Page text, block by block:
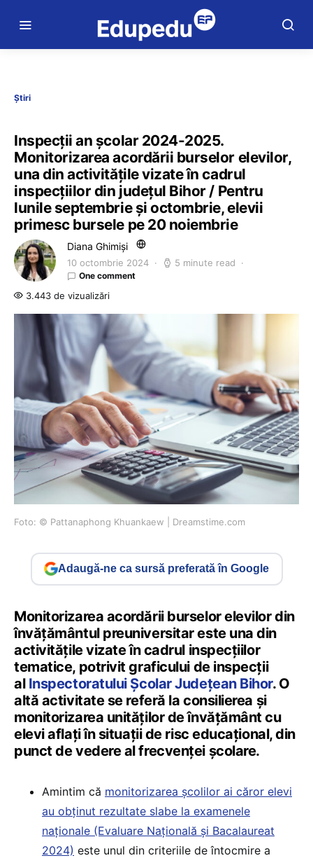
Știri
Inspecții an școlar 2024-2025.
Monitorizarea acordării burselor elevilor,
una din activitățile vizate în cadrul
inspecțiilor din județul Bihor / Pentru
lunile septembrie și octombrie, elevii
primesc bursele pe 20 noiembrie
Diana Ghimiși
10 octombrie 2024 5 minute read
One comment
3.443 de vizualizări
Foto: © Pattanaphong Khuankaew | Dreamstime.com
Adaugă-ne ca sursă preferată în Google
Monitorizarea acordării burselor elevilor din
învățământul preuniversitar este una din
activitățile vizate în cadrul inspecțiilor
tematice, potrivit graficului de inspecții
al Inspectoratului Școlar Județean Bihor. O
altă activitate se referă la consilierea şi
monitorizarea unităţilor de învățământ cu
elevi aflaţi în situaţii de risc educaţional, din
punct de vedere al frecvenţei şcolare.
Amintim că monitorizarea școlilor ai căror elevi
au obţinut rezultate slabe la examenele
naționale (Evaluare Națională și Bacalaureat
2024) este unul din criteriile de întocmire a